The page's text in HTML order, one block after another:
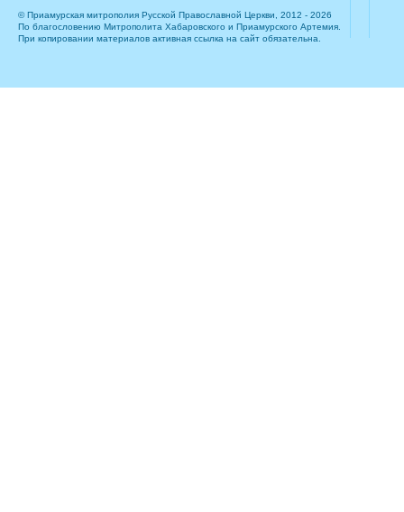
© Приамурская митрополия Русской Православной Церкви, 2012 - 2026
По благословению Митрополита Хабаровского и Приамурского Артемия.
При копировании материалов активная ссылка на сайт обязательна.